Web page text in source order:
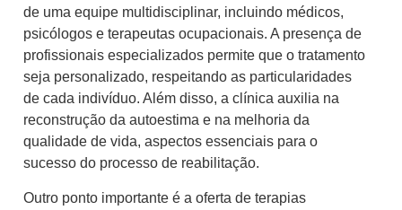
de uma equipe multidisciplinar, incluindo médicos,
psicólogos e terapeutas ocupacionais. A presença de
profissionais especializados permite que o tratamento
seja personalizado, respeitando as particularidades
de cada indivíduo. Além disso, a clínica auxilia na
reconstrução da autoestima e na melhoria da
qualidade de vida, aspectos essenciais para o
sucesso do processo de reabilitação.
Outro ponto importante é a oferta de terapias